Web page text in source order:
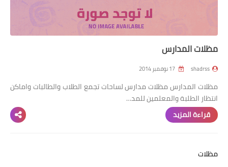
مظلات المدارس
shadrss
مظلات المدارس مظلات مدارس لساحات تجمع الطلاب والطالبات واماكن
انتظار الطلبة والمعلمين للمد…
قراءة المزيد
مظلات